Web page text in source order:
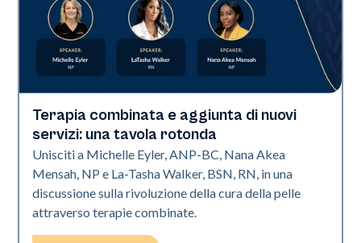
Art of Diversity
Terapia combinata e aggiunta di nuovi
servizi: una tavola rotonda
Unisciti a Michelle Eyler, ANP-BC, Nana Akea
Mensah, NP e La-Tasha Walker, BSN, RN, in una
discussione sulla rivoluzione della cura della pelle
attraverso terapie combinate.